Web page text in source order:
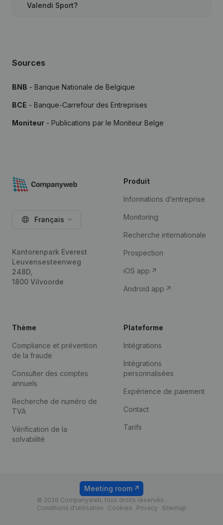
Valendi Sport?
Sources
BNB - Banque Nationale de Belgique
BCE - Banque-Carrefour des Entreprises
Moniteur - Publications par le Moniteur Belge
Français
Kantorenpark Everest
Leuvensesteenweg
248D,
1800 Vilvoorde
Produit
Informations d’entreprise
Monitoring
Recherche internationale
Prospection
iOS app
Android app
Thème
Compliance et prévention
de la fraude
Consulter des comptes
annuels
Recherche de numéro de
TVA
Vérification de la
solvabilité
Plateforme
Intégrations
Intégrations
personnalisées
Expérience de paiement
Contact
Tarifs
© 2026 Companyweb, tous droits réservés.
Conditions d'utilisation
Cookies Privacy Sitemap
Meeting room